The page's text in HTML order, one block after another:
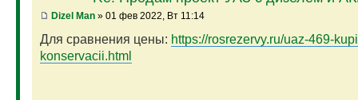
Dizel Man» 01 фев 2022, Вт 11:14
Для сравнения цены: https://rosrezervy.ru/uaz-469-
konservacii.html